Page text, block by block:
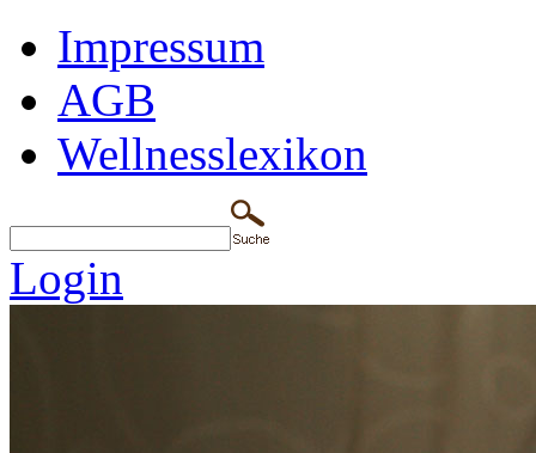
Impressum
AGB
Wellnesslexikon
Login